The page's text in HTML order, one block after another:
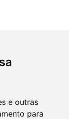
e outras
para